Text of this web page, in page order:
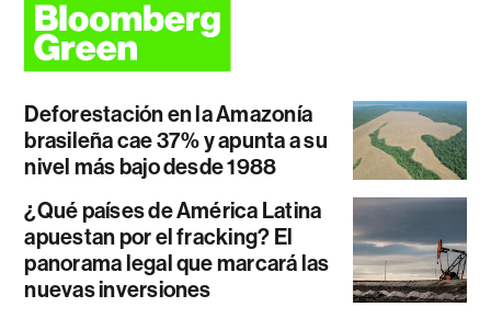
Deforestación en la Amazonía
brasileña cae 37% y apunta a su
nivel más bajo desde 1988
¿Qué países de América Latina
apuestan por el fracking? El
panorama legal que marcará las
nuevas inversiones